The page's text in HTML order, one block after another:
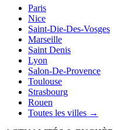
Paris
Nice
Saint-Die-Des-Vosges
Marseille
Saint Denis
Lyon
Salon-De-Provence
Toulouse
Strasbourg
Rouen
Toutes les villes →